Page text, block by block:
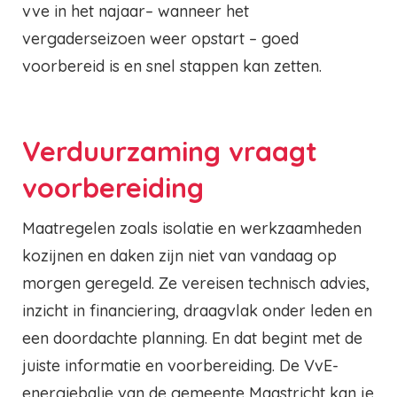
vve in het najaar– wanneer het
vergaderseizoen weer opstart – goed
voorbereid is en snel stappen kan zetten.
Verduurzaming vraagt
voorbereiding
Maatregelen zoals isolatie en werkzaamheden
kozijnen en daken zijn niet van vandaag op
morgen geregeld. Ze vereisen technisch advies,
inzicht in financiering, draagvlak onder leden en
een doordachte planning. En dat begint met de
juiste informatie en voorbereiding. De VvE-